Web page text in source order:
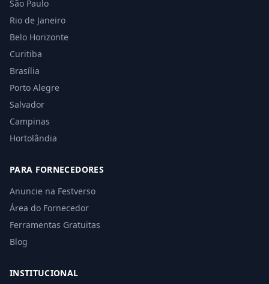
São Paulo
Rio de Janeiro
Belo Horizonte
Curitiba
Brasília
Porto Alegre
Salvador
Campinas
Hortolândia
PARA FORNECEDORES
Anuncie na Festverso
Área do Fornecedor
Ferramentas Gratuitas
Blog
INSTITUCIONAL